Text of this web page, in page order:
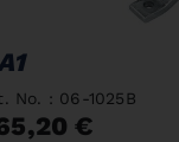
No. : 06-1025B
€